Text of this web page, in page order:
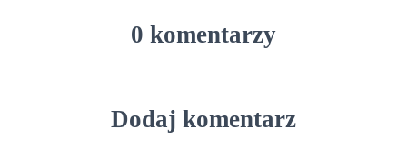
0 komentarzy
Dodaj komentarz